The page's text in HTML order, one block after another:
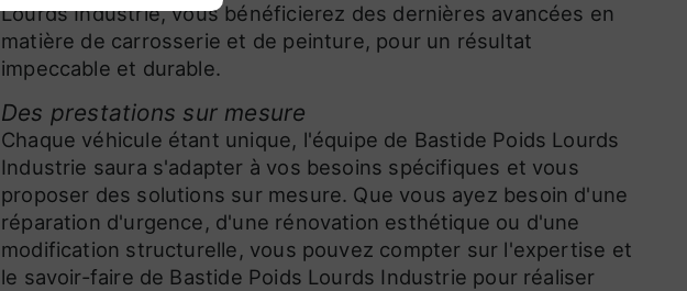
Lourds Industrie, vous bénéficierez des dernières avancées en
matière de carrosserie et de peinture, pour un résultat
impeccable et durable.
Des prestations sur mesure
Chaque véhicule étant unique, l'équipe de Bastide Poids Lourds
Industrie saura s'adapter à vos besoins spécifiques et vous
proposer des solutions sur mesure. Que vous ayez besoin d'une
réparation d'urgence, d'une rénovation esthétique ou d'une
modification structurelle, vous pouvez compter sur l'expertise et
le savoir-faire de Bastide Poids Lourds Industrie pour réaliser